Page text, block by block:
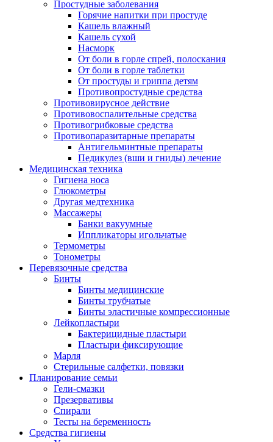
Простудные заболевания
Горячие напитки при простуде
Кашель влажный
Кашель сухой
Насморк
От боли в горле спрей, полоскания
От боли в горле таблетки
От простуды и гриппа детям
Противопростудные средства
Противовирусное действие
Противовоспалительные средства
Противогрибковые средства
Противопаразитарные препараты
Антигельминтные препараты
Педикулез (вши и гниды) лечение
Медицинская техника
Гигиена носа
Глюкометры
Другая медтехника
Массажеры
Банки вакуумные
Иппликаторы игольчатые
Термометры
Тонометры
Перевязочные средства
Бинты
Бинты медицинские
Бинты трубчатые
Бинты эластичные компрессионные
Лейкопластыри
Бактерицидные пластыри
Пластыри фиксирующие
Марля
Стерильные салфетки, повязки
Планирование семьи
Гели-смазки
Презервативы
Спирали
Тесты на беременность
Средства гигиены